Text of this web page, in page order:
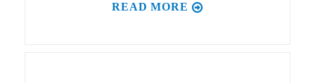
READ MORE